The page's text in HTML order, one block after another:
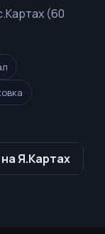
(60
Я.Картах